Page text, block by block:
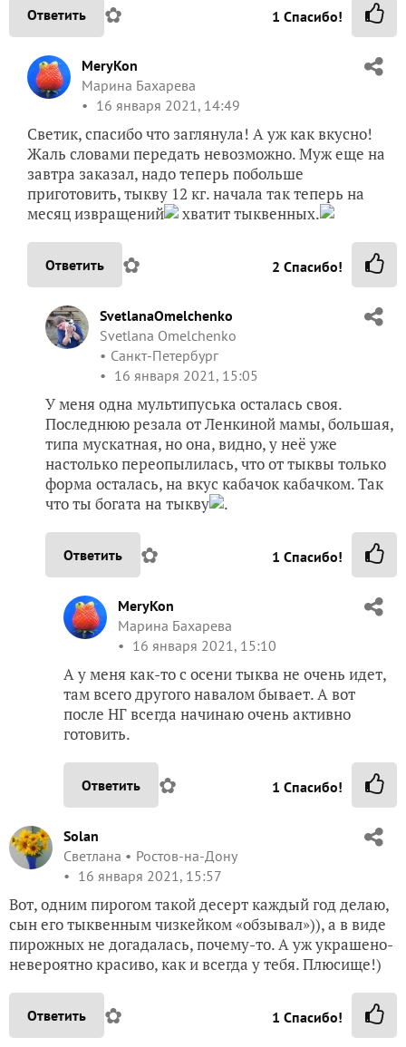
Ответить ✿ 1 Спасибо!
MeryKon
Марина Бахарева
16 января 2021, 14:49
Светик, спасибо что заглянула! А уж как вкусно!
Жаль словами передать невозможно. Муж еще на
завтра заказал, надо теперь побольше
приготовить, тыкву 12 кг. начала так теперь на
месяц извращений
хватит тыквенных.
Ответить ✿ 2 Спасибо!
SvetlanaOmelchenko
Svetlana Omelchenko
Санкт-Петербург
16 января 2021, 15:05
У меня одна мультипуська осталась своя.
Последнюю резала от Ленкиной мамы, большая,
типа мускатная, но она, видно, у неё уже
настолько переопылилась, что от тыквы только
форма осталась, на вкус кабачок кабачком. Так
что ты богата на тыкву
.
Ответить ✿ 1 Спасибо!
MeryKon
Марина Бахарева
16 января 2021, 15:10
А у меня как-то с осени тыква не очень идет,
там всего другого навалом бывает. А вот
после НГ всегда начинаю очень активно
готовить.
Ответить ✿ 1 Спасибо!
Solan
Светлана
Ростов-на-Дону
16 января 2021, 15:57
Вот, одним пирогом такой десерт каждый год делаю,
сын его тыквенным чизкейком «обзывал»)), а в виде
пирожных не догадалась, почему-то. А уж украшено-
невероятно красиво, как и всегда у тебя. Плюсище!)
Ответить ✿ 1 Спасибо!